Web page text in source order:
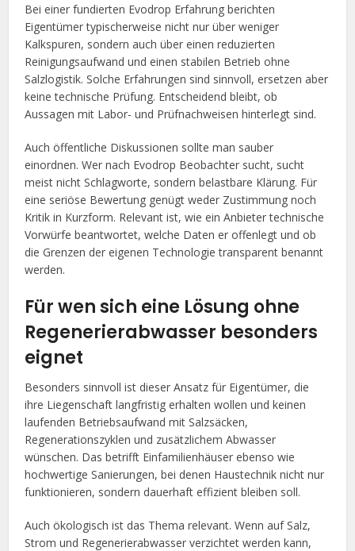
Bei einer fundierten Evodrop Erfahrung berichten
Eigentümer typischerweise nicht nur über weniger
Kalkspuren, sondern auch über einen reduzierten
Reinigungsaufwand und einen stabilen Betrieb ohne
Salzlogistik. Solche Erfahrungen sind sinnvoll, ersetzen aber
keine technische Prüfung. Entscheidend bleibt, ob
Aussagen mit Labor- und Prüfnachweisen hinterlegt sind.
Auch öffentliche Diskussionen sollte man sauber
einordnen. Wer nach Evodrop Beobachter sucht, sucht
meist nicht Schlagworte, sondern belastbare Klärung. Für
eine seriöse Bewertung genügt weder Zustimmung noch
Kritik in Kurzform. Relevant ist, wie ein Anbieter technische
Vorwürfe beantwortet, welche Daten er offenlegt und ob
die Grenzen der eigenen Technologie transparent benannt
werden.
Für wen sich eine Lösung ohne
Regenerierabwasser besonders
eignet
Besonders sinnvoll ist dieser Ansatz für Eigentümer, die
ihre Liegenschaft langfristig erhalten wollen und keinen
laufenden Betriebsaufwand mit Salzsäcken,
Regenerationszyklen und zusätzlichem Abwasser
wünschen. Das betrifft Einfamilienhäuser ebenso wie
hochwertige Sanierungen, bei denen Haustechnik nicht nur
funktionieren, sondern dauerhaft effizient bleiben soll.
Auch ökologisch ist das Thema relevant. Wenn auf Salz,
Strom und Regenerierabwasser verzichtet werden kann,